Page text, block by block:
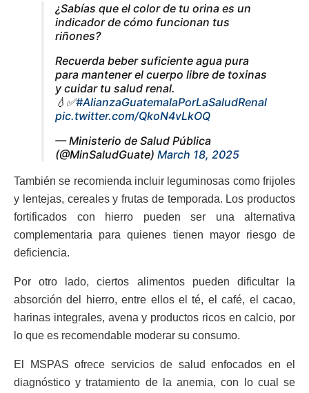
¿Sabías que el color de tu orina es un
indicador de cómo funcionan tus
riñones?
Recuerda beber suficiente agua pura
para mantener el cuerpo libre de toxinas
y cuidar tu salud renal.
💧✅#AlianzaGuatemalaPorLaSaludRenal
pic.twitter.com/QkoN4vLkOQ
— Ministerio de Salud Pública
(@MinSaludGuate) March 18, 2025
También se recomienda incluir leguminosas como frijoles
y lentejas, cereales y frutas de temporada. Los productos
fortificados con hierro pueden ser una alternativa
complementaria para quienes tienen mayor riesgo de
deficiencia.
Por otro lado, ciertos alimentos pueden dificultar la
absorción del hierro, entre ellos el té, el café, el cacao,
harinas integrales, avena y productos ricos en calcio, por
lo que es recomendable moderar su consumo.
El MSPAS ofrece servicios de salud enfocados en el
diagnóstico y tratamiento de la anemia, con lo cual se